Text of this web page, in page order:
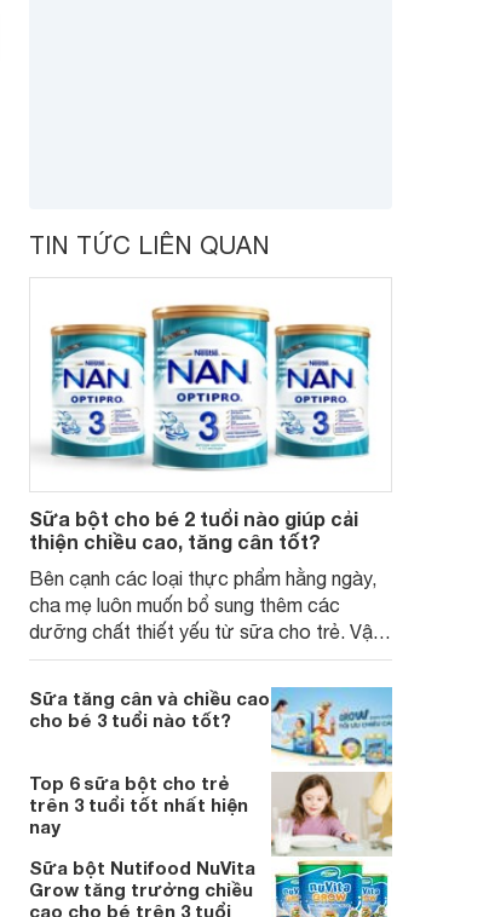
TIN TỨC LIÊN QUAN
Sữa bột cho bé 2 tuổi nào giúp cải
thiện chiều cao, tăng cân tốt?
Bên cạnh các loại thực phẩm hằng ngày,
cha mẹ luôn muốn bổ sung thêm các
dưỡng chất thiết yếu từ sữa cho trẻ. Vậy
đâu là loại sữa bột cho bé 2 tuổi tốt nhất,
giúp bé tăng cân và phát triển chiều cao?
Sữa tăng cân và chiều cao
cho bé 3 tuổi nào tốt?
Top 6 sữa bột cho trẻ
trên 3 tuổi tốt nhất hiện
nay
Sữa bột Nutifood NuVita
Grow tăng trưởng chiều
cao cho bé trên 3 tuổi